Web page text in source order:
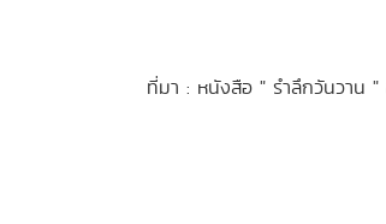
ที่มา : หนังสือ " รำลึกวันวาน